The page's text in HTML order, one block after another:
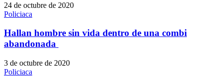
24 de octubre de 2020
Policiaca
Hallan hombre sin vida dentro de una combi
abandonada
3 de octubre de 2020
Policiaca